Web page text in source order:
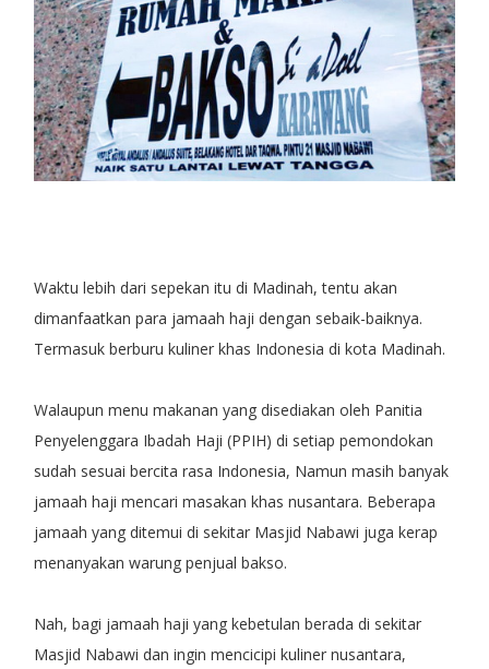
Waktu lebih dari sepekan itu di Madinah, tentu akan
dimanfaatkan para jamaah haji dengan sebaik-baiknya.
Termasuk berburu kuliner khas Indonesia di kota Madinah.
Walaupun menu makanan yang disediakan oleh Panitia
Penyelenggara Ibadah Haji (PPIH) di setiap pemondokan
sudah sesuai bercita rasa Indonesia, Namun masih banyak
jamaah haji mencari masakan khas nusantara. Beberapa
jamaah yang ditemui di sekitar Masjid Nabawi juga kerap
menanyakan warung penjual bakso.
Nah, bagi jamaah haji yang kebetulan berada di sekitar
Masjid Nabawi dan ingin mencicipi kuliner nusantara,